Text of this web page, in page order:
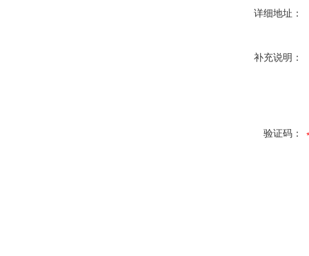
详细地址：
补充说明：
验证码：